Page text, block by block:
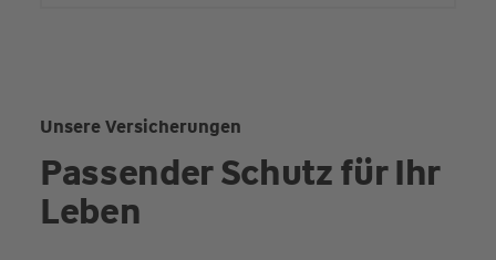
Unsere Versicherungen
Passender Schutz für Ihr
Leben